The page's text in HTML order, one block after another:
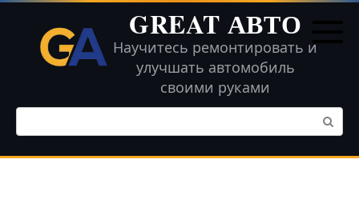
Перейти
контенту
GREAT АВТО
Научитесь ремонтировать и
улучшать автомобиль
своими руками
Поиск: